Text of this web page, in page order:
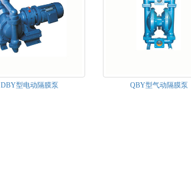
DBY型电动隔膜泵 QBY型气动隔膜泵